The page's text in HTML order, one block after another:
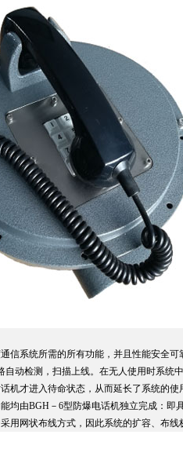
信系统所需的所有功能，并且性能安全
动检测，扫描上线。在无人使用时系
机才进入待命状态，从而延长了系统的
均由BGH－6型防爆电话机独立完成：
用网状布线方式，因此系统的扩容、布线